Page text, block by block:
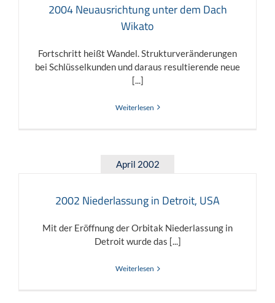
2004 Neuausrichtung unter dem Dach
Wikato
Fortschritt heißt Wandel. Strukturveränderungen
bei Schlüsselkunden und daraus resultierende neue
[...]
Weiterlesen
April 2002
2002 Niederlassung in Detroit, USA
Mit der Eröffnung der Orbitak Niederlassung in
Detroit wurde das [...]
Weiterlesen